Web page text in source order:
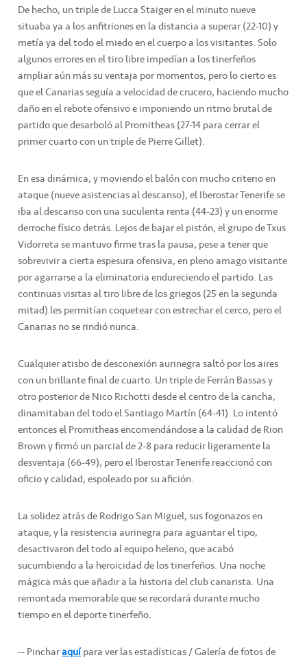
De hecho, un triple de Lucca Staiger en el minuto nueve
situaba ya a los anfitriones en la distancia a superar (22-10) y
metía ya del todo el miedo en el cuerpo a los visitantes. Solo
algunos errores en el tiro libre impedían a los tinerfeños
ampliar aún más su ventaja por momentos, pero lo cierto es
que el Canarias seguía a velocidad de crucero, haciendo mucho
daño en el rebote ofensivo e imponiendo un ritmo brutal de
partido que desarboló al Promitheas (27-14 para cerrar el
primer cuarto con un triple de Pierre Gillet).
En esa dinámica, y moviendo el balón con mucho criterio en
ataque (nueve asistencias al descanso), el Iberostar Tenerife se
iba al descanso con una suculenta renta (44-23) y un enorme
derroche físico detrás. Lejos de bajar el pistón, el grupo de Txus
Vidorreta se mantuvo firme tras la pausa, pese a tener que
sobrevivir a cierta espesura ofensiva, en pleno amago visitante
por agarrarse a la eliminatoria endureciendo el partido. Las
continuas visitas al tiro libre de los griegos (25 en la segunda
mitad) les permitían coquetear con estrechar el cerco, pero el
Canarias no se rindió nunca.
Cualquier atisbo de desconexión aurinegra saltó por los aires
con un brillante final de cuarto. Un triple de Ferrán Bassas y
otro posterior de Nico Richotti desde el centro de la cancha,
dinamitaban del todo el Santiago Martín (64-41). Lo intentó
entonces el Promitheas encomendándose a la calidad de Rion
Brown y firmó un parcial de 2-8 para reducir ligeramente la
desventaja (66-49), pero el Iberostar Tenerife reaccionó con
oficio y calidad, espoleado por su afición.
La solidez atrás de Rodrigo San Miguel, sus fogonazos en
ataque, y la resistencia aurinegra para aguantar el tipo,
desactivaron del todo al equipo heleno, que acabó
sucumbiendo a la heroicidad de los tinerfeños. Una noche
mágica más que añadir a la historia del club canarista. Una
remontada memorable que se recordará durante mucho
tiempo en el deporte tinerfeño.
-- Pincharaquípara ver las estadísticas / Galería de fotos de